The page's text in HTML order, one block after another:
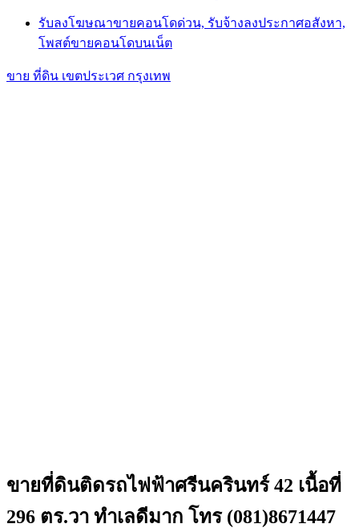
รับลงโฆษณาขายคอนโดด่วน, รับจ้างลงประกาศอสังหา,
โพสต์ขายคอนโดบนเน็ต
ขาย ที่ดิน เขตประเวศ กรุงเทพ
ขายที่ดินติดรถไฟฟ้าศรีนครินทร์ 42 เนื้อที่
296 ตร.วา ทำเลดีมาก โทร (081)8671447